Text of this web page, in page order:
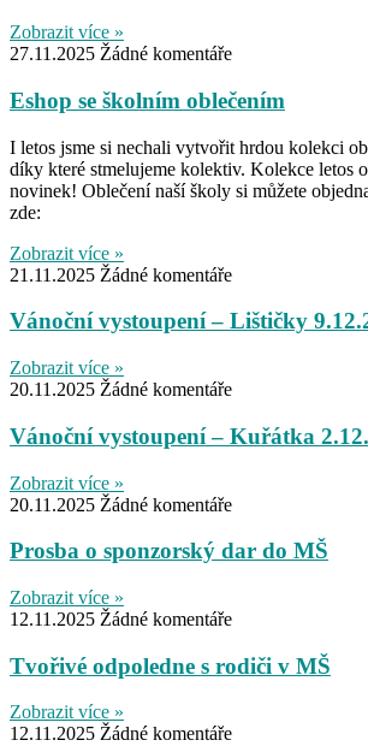
Zobrazit více »
27.11.2025 Žádné komentáře
Eshop se školním oblečením
I letos jsme si nechali vytvořit hrdou kolekci
díky které stmelujeme kolektiv. Kolekce letos
novinek! Oblečení naší školy si můžete
zde:
Zobrazit více »
21.11.2025 Žádné komentáře
Vánoční vystoupení – Lištičky
Zobrazit více »
20.11.2025 Žádné komentáře
Vánoční vystoupení – Kuřátka
Zobrazit více »
20.11.2025 Žádné komentáře
Prosba o sponzorský dar do MŠ
Zobrazit více »
12.11.2025 Žádné komentáře
Tvořivé odpoledne s rodiči v MŠ
Zobrazit více »
12.11.2025 Žádné komentáře